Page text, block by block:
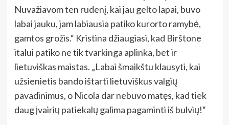
Nuvažiavom ten rudenį, kai jau gelto lapai, buvo
labai jauku, jam labiausia patiko kurorto ramybė,
gamtos grožis.“ Kristina džiaugiasi, kad Birštone
italui patiko ne tik tvarkinga aplinka, bet ir
lietuviškas maistas. „Labai šmaikštu klausyti, kai
užsienietis bando ištarti lietuviškus valgių
pavadinimus, o Nicola dar nebuvo matęs, kad tiek
daug įvairių patiekalų galima pagaminti iš bulvių!“